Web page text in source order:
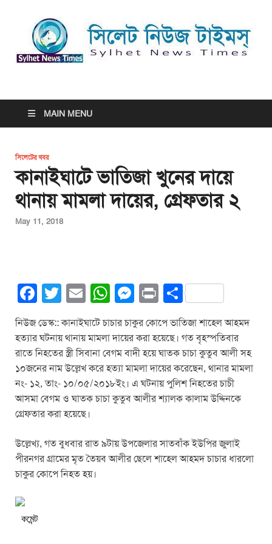
সিলেট নিউজ টাইমস্ | Sylhet
News Times
MAIN MENU
সিলেটের খবর
কানাইঘাটে ভাতিজা খুনের দায়ে
থানায় মামলা দায়ের, গ্রেফতার ২
May 11, 2018
F
a
c
e
b
o
o
T
wi
tt
er
E
m
ail
W
h
at
s
A
p
p
M
ss
e
n
g
er
Pr
in
t
S
h
ar
e
নিউজ ডেস্ক:: কানাইঘাটে চাচার চাকুর কোপে ভাতিজা শাহেল আহমদ
হত্যার ঘটনায় থানায় মামলা দায়ের করা হয়েছে। গত বৃহস্পতিবার
রাতে নিহতের স্ত্রী সিবানা বেগম বাদী হয়ে ঘাতক চাচা কুতুব আলী সহ
১০জনের নাম উল্লেখ করে হত্যা মামলা দায়ের করেছেন, থানার মামলা
নং- ১২, তাং- ১০/০৫/২০১৮ইং। এ ঘটনায় পুলিশ নিহতের চাচী
আসমা বেগম ও ঘাতক চাচা কুতুব আলীর শ্যালক কালাম উদ্দিনকে
গ্রেফতার করা হয়েছে।
উল্লেখ্য, গত বুধবার রাত ৯টায় উপজেলার সাতবাঁক ইউপির জুলাই
পীরনগর গ্রামের মৃত তৈয়ব আলীর ছেলে শাহেল আহমদ চাচার ধারলো
চাকুর কোপে নিহত হয়।
কমেন্ট